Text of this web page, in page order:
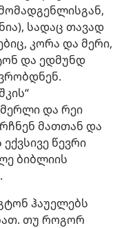
სადაც თავად
კორა და მერი,
და ედმუნდ
და რეი
მათთან და
წევრი
ბიბლიის
ჰაუელებს
თუ როგორ